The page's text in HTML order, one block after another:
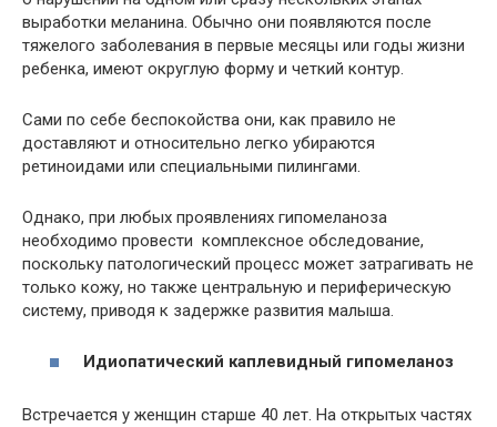
выработки меланина. Обычно они появляются после
тяжелого заболевания в первые месяцы или годы жизни
ребенка, имеют округлую форму и четкий контур.
Сами по себе беспокойства они, как правило не
доставляют и относительно легко убираются
ретиноидами или специальными пилингами.
Однако, при любых проявлениях гипомеланоза
необходимо провести комплексное обследование,
поскольку патологический процесс может затрагивать не
только кожу, но также центральную и периферическую
систему, приводя к задержке развития малыша.
Идиопатический каплевидный гипомеланоз
Встречается у женщин старше 40 лет. На открытых частях